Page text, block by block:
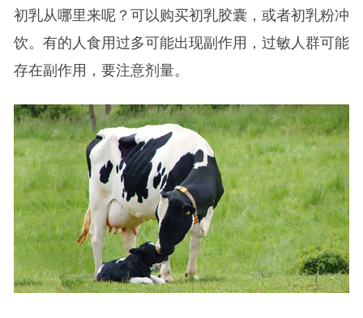
初乳从哪里来呢？可以购买初乳胶囊，或者初乳粉冲
饮。有的人食用过多可能出现副作用，过敏人群可能
存在副作用，要注意剂量。